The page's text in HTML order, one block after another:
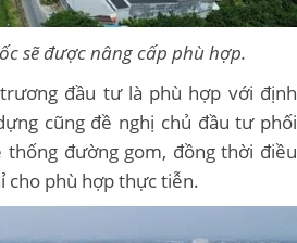
sẽ được nâng cấp phù hợp.
đầu tư là phù hợp với định
cũng đề nghị chủ đầu tư phối
đường gom, đồng thời điều
cho phù hợp thực tiễn.